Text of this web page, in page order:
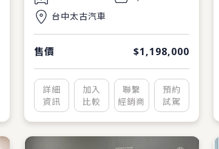
台中太古汽車
售價 $1,198,000
詳細
資訊
加入
比較
聯繫
經銷商
預約
試駕